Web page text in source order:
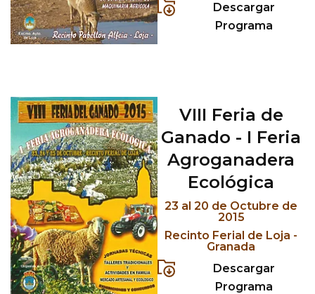
Descargar
Programa
VIII Feria de
Ganado - I Feria
Agroganadera
Ecológica
23 al 20 de Octubre de
2015
Recinto Ferial de Loja -
Granada
Descargar
Programa